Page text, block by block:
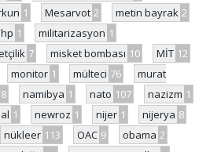
1 Mesarvot 2 metin bayrak 2
1 militarizasyon 1
7 misket bombası 10 MİT 12
monitor 1 mülteci 76
murat
8 namibya 1 nato 107 nazizm 1
1 newroz 1 nijer 1 nijerya 8
nükleer 113 OAC 9 obama 2